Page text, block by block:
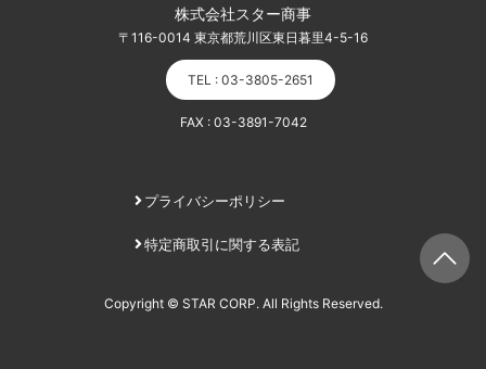
株式会社スター商事
〒116-0014 東京都荒川区東日暮里4-5-16
TEL : 03-3805-2651
FAX : 03-3891-7042
プライバシーポリシー
特定商取引に関する表記
Copyright © STAR CORP. All Rights Reserved.